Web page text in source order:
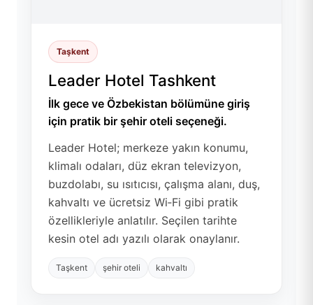
Taşkent
Leader Hotel Tashkent
İlk gece ve Özbekistan bölümüne giriş
için pratik bir şehir oteli seçeneği.
Leader Hotel; merkeze yakın konumu,
klimalı odaları, düz ekran televizyon,
buzdolabı, su ısıtıcısı, çalışma alanı, duş,
kahvaltı ve ücretsiz Wi‑Fi gibi pratik
özellikleriyle anlatılır. Seçilen tarihte
kesin otel adı yazılı olarak onaylanır.
Taşkent şehir oteli kahvaltı